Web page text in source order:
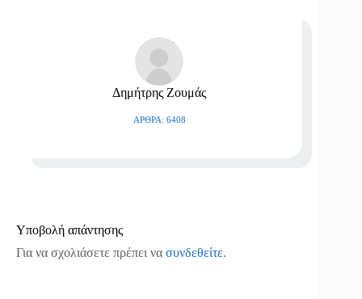
Δημήτρης Ζουμάς
ΆΡΘΡΑ: 6408
Υποβολή απάντησης
Για να σχολιάσετε πρέπει να συνδεθείτε.